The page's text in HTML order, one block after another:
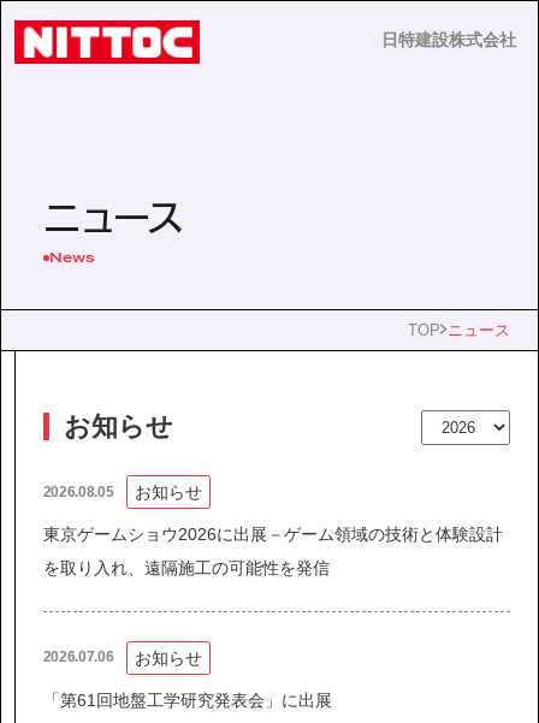
日特建設株式会社
日特建設株式会社
事業内容
IR情報
ニュース
ニュース
News
TOP ニュース
お知らせ
2026.08.05 お知らせ
東京ゲームショウ2026に出展－ゲーム領域の技術と体験設計
を取り入れ、遠隔施工の可能性を発信
2026.07.06 お知らせ
「第61回地盤工学研究発表会」に出展